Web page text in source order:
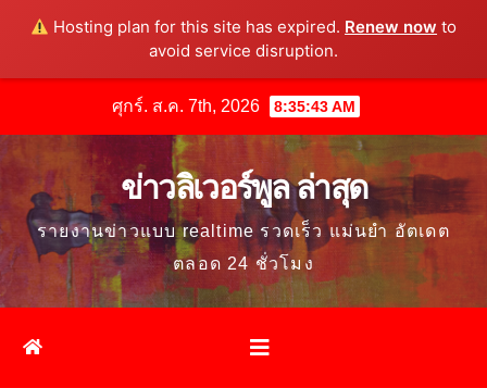
Hosting plan for this site has expired. Renew now to
avoid service disruption.
content
ศุกร์. ส.ค. 7th, 2026 8:35:44 AM
ข่าวลิเวอร์พูล ล่าสุด
รายงานข่าวแบบ realtime รวดเร็ว แม่นยำ อัตเดต
ตลอด 24 ชั่วโมง